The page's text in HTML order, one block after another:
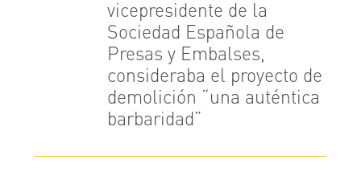
vicepresidente de la
Sociedad Española de
Presas y Embalses,
consideraba el proyecto de
demolición “una auténtica
barbaridad”